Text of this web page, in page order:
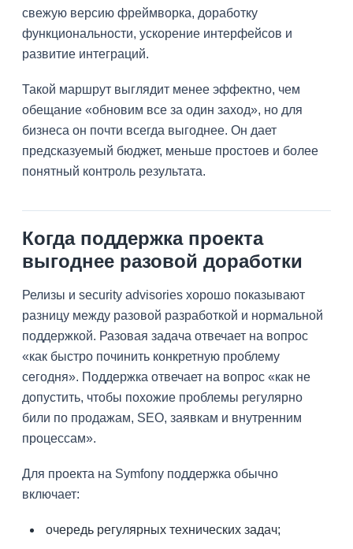
свежую версию фреймворка, доработку
функциональности, ускорение интерфейсов и
развитие интеграций.
Такой маршрут выглядит менее эффектно, чем
обещание «обновим все за один заход», но для
бизнеса он почти всегда выгоднее. Он дает
предсказуемый бюджет, меньше простоев и более
понятный контроль результата.
Когда поддержка проекта
выгоднее разовой доработки
Релизы и security advisories хорошо показывают
разницу между разовой разработкой и нормальной
поддержкой. Разовая задача отвечает на вопрос
«как быстро починить конкретную проблему
сегодня». Поддержка отвечает на вопрос «как не
допустить, чтобы похожие проблемы регулярно
били по продажам, SEO, заявкам и внутренним
процессам».
Для проекта на Symfony поддержка обычно
включает:
очередь регулярных технических задач;